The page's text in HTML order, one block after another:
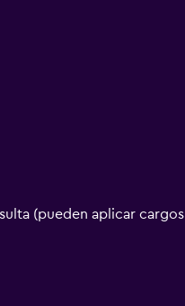
(pueden aplicar cargos